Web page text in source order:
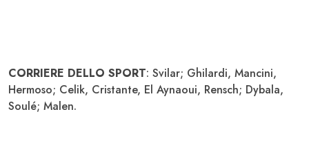
CORRIERE DELLO SPORT: Svilar; Ghilardi, Mancini,
Hermoso; Celik, Cristante, El Aynaoui, Rensch; Dybala,
Soulé; Malen.